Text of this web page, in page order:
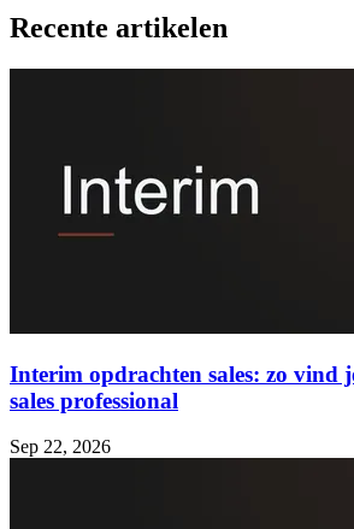
Recente artikelen
Interim opdrachten sales: zo vind
sales professional
Sep 22, 2026